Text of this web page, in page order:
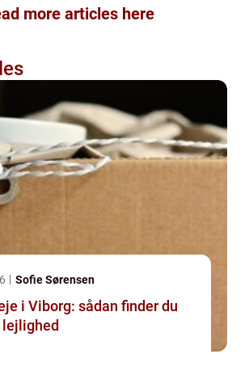
more articles here
Sofie Sørensen
i Viborg: sådan finder du